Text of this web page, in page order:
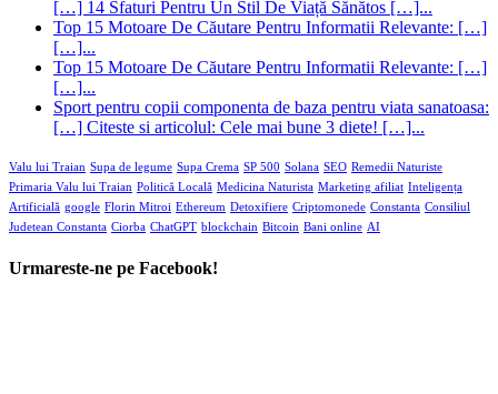
Artificială
google Florin Mitroi Ethereum Detoxifiere Criptomonede Constanta
Judetean Constanta
Ciorba ChatGPT blockchain Bitcoin Bani online AI
Urmareste-ne pe Facebook!